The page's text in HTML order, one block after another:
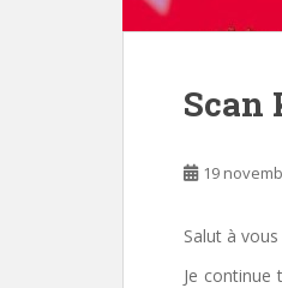
Scan
19
Salut à vous
Je continue